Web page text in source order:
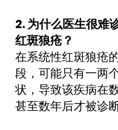
2. 为什么医生很难
红斑狼疮？
在系统性红斑狼疮
段，可能只有一两
状，导致该疾病在
甚至数年后才被诊